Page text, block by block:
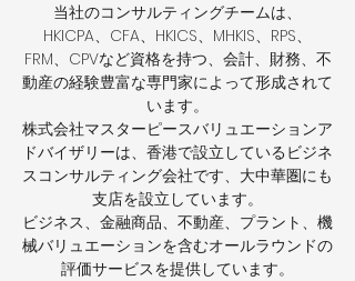
当社のコンサルティングチームは、
HKICPA、CFA、HKICS、MHKIS、RPS、
FRM、CPVなど資格を持つ、会計、財務、不
動産の経験豊富な専門家によって形成されて
います。
株式会社マスターピースバリュエーションア
ドバイザリーは、香港で設立しているビジネ
スコンサルティング会社です、大中華圏にも
支店を設立しています。
ビジネス、金融商品、不動産、プラント、機
械バリュエーションを含むオールラウンドの
評価サービスを提供しています。